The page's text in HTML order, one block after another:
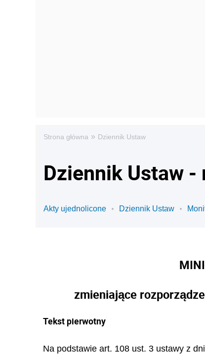
Strona główna » Dziennik Ustaw
Dziennik Ustaw
Akty ujednolicone Dziennik Ustaw
zmieniające
Tekst pierwotny
Na podstawie art. 108 ust. 3 ustawy z